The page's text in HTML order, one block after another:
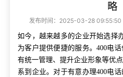
略
发布时间：2025-03-28 09:55:50
如今，越来越多的企业开始选择
为客户提供便捷的服务。400电
有统一管理、提升企业形象等优
系到企业。对于有意办理400电